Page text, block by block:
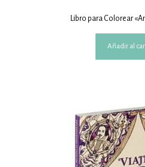
Libro para Colorear
Añadir al